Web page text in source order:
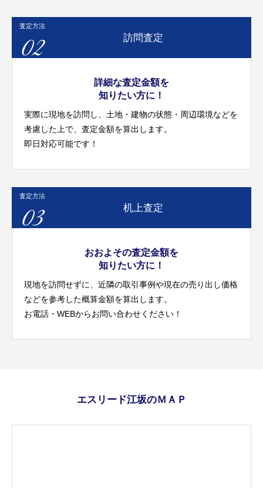
査定方法
02 訪問査定
詳細な査定金額を
知りたい方に！
実際に現地を訪問し、土地・建物の状態・周辺環境などを
考慮した上で、査定金額を算出します。
即日対応可能です！
査定方法
03 机上査定
おおよその査定金額を
知りたい方に！
現地を訪問せずに、近隣の取引事例や現在の売り出し価格
などを参考した概算金額を算出します。
お電話・WEBからお問い合わせください！
エスリード江坂のＭＡＰ